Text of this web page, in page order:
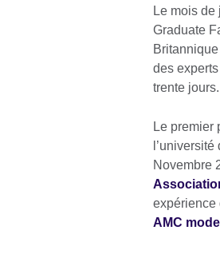
Le mois
Graduate
des
trente jours.
Le premier
Novembre
expérience
AMC mode